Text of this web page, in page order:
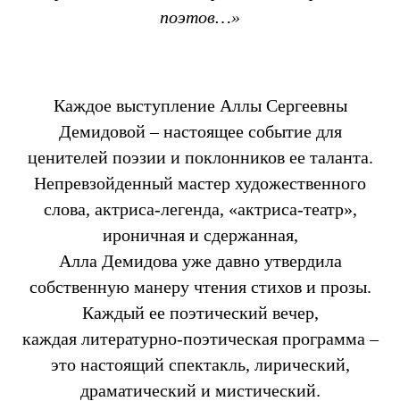
поэтов…»
Каждое выступление Аллы Сергеевны
Демидовой – настоящее событие для
ценителей поэзии и поклонников ее таланта.
Непревзойденный мастер художественного
слова, актриса-легенда, «актриса-театр»,
ироничная и сдержанная,
Алла Демидова уже давно утвердила
собственную манеру чтения стихов и прозы.
Каждый ее поэтический вечер,
каждая литературно-поэтическая программа –
это настоящий спектакль, лирический,
драматический и мистический.